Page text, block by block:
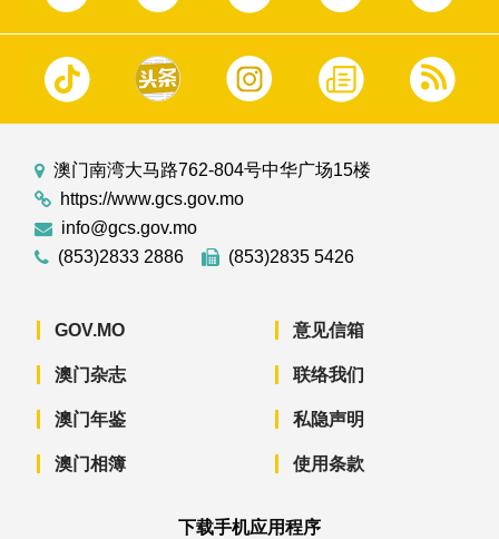
澳门南湾大马路762-804号中华广场15楼
https://www.gcs.gov.mo
info@gcs.gov.mo
(853)2833 2886
(853)2835 5426
GOV.MO
澳门杂志
澳门年鉴
澳门相簿
意见信箱
联络我们
私隐声明
使用条款
下载手机应用程序